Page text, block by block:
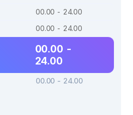
00.00 - 24.00
00.00 - 24.00
00.00 -
24.00
00.00 - 24.00